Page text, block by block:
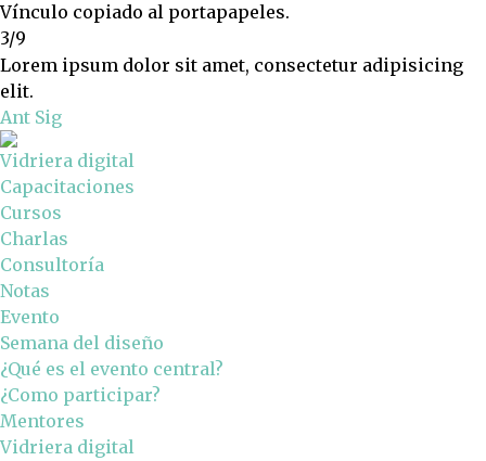
Vínculo copiado al portapapeles.
3/9
Lorem ipsum dolor sit amet, consectetur adipisicing
elit.
Ant Sig
Vidriera digital
Capacitaciones
Cursos
Charlas
Consultoría
Notas
Evento
Semana del diseño
¿Qué es el evento central?
¿Como participar?
Mentores
Vidriera digital